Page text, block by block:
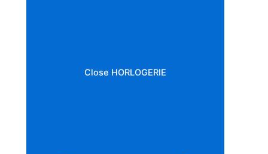
Close HORLOGERIE